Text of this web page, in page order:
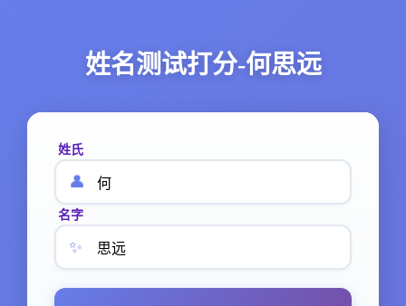
姓名测试打分-何思远
姓氏
👤
名字
✨